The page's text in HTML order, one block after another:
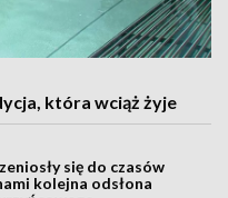
która wciąż żyje
się do czasów
kolejna odsłona